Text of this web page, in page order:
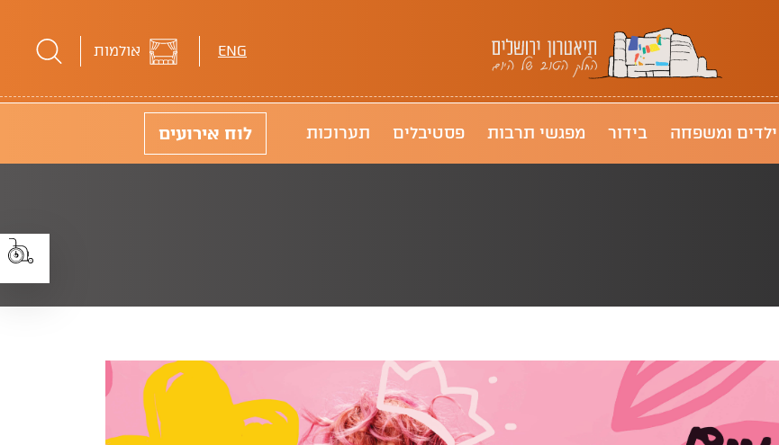
תיאטרון ירושלים
ENG אולמות
ילדים ומשפחה בידור מפגשי תרבות פסטיבלים תערוכות לוח אירועים